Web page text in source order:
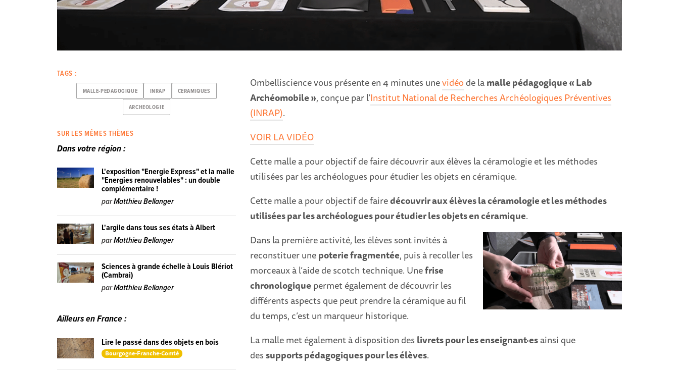
Ombelliscience vous présente en 4 minutes unevidéo de lamalle pédagogique « Lab
Archéomobile », conçue par l’Institut National de Recherches Archéologiques Préventives
(INRAP).
VOIR LA VIDÉO
Cette malle a pour objectif de faire découvrir aux élèves la céramologie et les méthodes
utilisées par les archéologues pour étudier les objets en céramique.
Cette malle a pour objectif de fairedécouvrir aux élèves la céramologie et les méthodes
utilisées par les archéologues pour étudier les objets en céramique.
Dans la première activité, les élèves sont invités à
reconstituer unepoterie fragmentée, puis à recoller les
morceaux à l’aide de scotch technique. Unefrise
chronologique permet également de découvrir les
différents aspects que peut prendre la céramique au fil
du temps, c’est un marqueur historique.
La malle met également à disposition des livrets pour les enseignant·esainsi que
dessupports pédagogiques pour les élèves.
TAGS :
MALLE-PEDAGOGIQUE INRAP CERAMIQUES
ARCHEOLOGIE
SUR LES MÊMES THÈMES
Dans votre région :
L'exposition "Energie Express" et la malle
"Energies renouvelables" : un double
complémentaire !
parMatthieu Bellanger
L'argile dans tous ses états à Albert
parMatthieu Bellanger
Sciences à grande échelle à Louis Blériot
(Cambrai)
parMatthieu Bellanger
Ailleurs en France :
Lire le passé dans des objets en bois
Bourgogne-Franche-Comté